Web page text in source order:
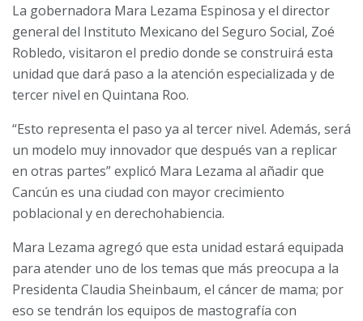
La gobernadora Mara Lezama Espinosa y el director
general del Instituto Mexicano del Seguro Social, Zoé
Robledo, visitaron el predio donde se construirá esta
unidad que dará paso a la atención especializada y de
tercer nivel en Quintana Roo.
“Esto representa el paso ya al tercer nivel. Además, será
un modelo muy innovador que después van a replicar
en otras partes” explicó Mara Lezama al añadir que
Cancún es una ciudad con mayor crecimiento
poblacional y en derechohabiencia.
Mara Lezama agregó que esta unidad estará equipada
para atender uno de los temas que más preocupa a la
Presidenta Claudia Sheinbaum, el cáncer de mama; por
eso se tendrán los equipos de mastografía con